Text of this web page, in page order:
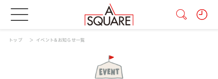
トップ イベント&お知らせ一覧